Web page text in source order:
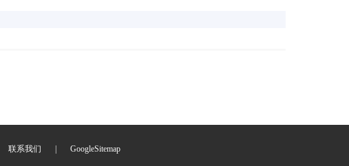
联系我们 GoogleSitemap